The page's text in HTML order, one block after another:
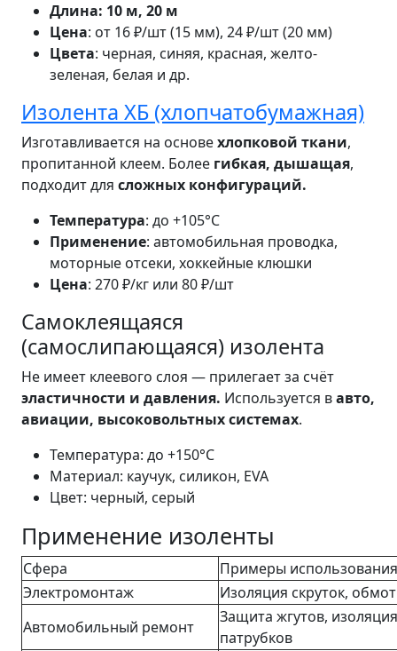
Длина: 10 м, 20 м
Цена: от 16 ₽/шт (15 мм), 24 ₽/шт (20 мм)
Цвета: черная, синяя, красная, желто-
зеленая, белая и др.
Изолента ХБ (хлопчатобумажная)
Изготавливается на основехлопковой ткани,
пропитанной клеем. Более гибкая, дышащая,
подходит для сложных конфигураций.
Температура: до +105°C
Применение: автомобильная проводка,
моторные отсеки, хоккейные клюшки
Цена: 270 ₽/кг или 80 ₽/шт
Самоклеящаяся
(самослипающаяся) изолента
Не имеет клеевого слоя — прилегает за счёт
эластичности и давления. Используется вавто,
авиации, высоковольтных системах.
Температура: до +150°C
Материал: каучук, силикон, EVA
Цвет: черный, серый
Применение изоленты
Сфера
Примеры использования
Электромонтаж
Изоляция скруток,
Автомобильный ремонт
Защита жгутов,
патрубков